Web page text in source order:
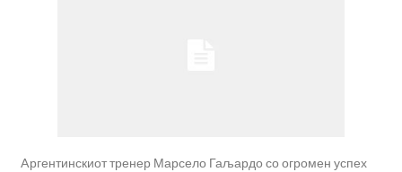
Aргентинскиот тренер Марсело Гаљардо со огромен успех